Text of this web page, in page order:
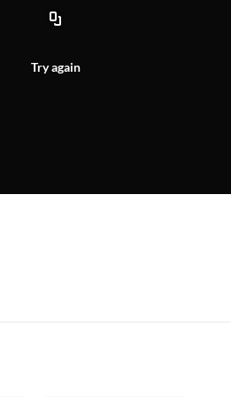
Try again